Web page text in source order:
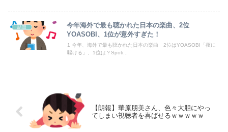
話題
今年海外で最も聴かれた日本の楽曲、2位
YOASOBI、1位が意外すぎた！
1 今年、海外で最も聴かれた日本の楽曲 2位はYOASOBI「夜に
駆ける」、1位は？Spoti...
【朗報】華原朋美さん、色々大胆にやっ
てしまい視聴者を喜ばせるｗｗｗｗｗ